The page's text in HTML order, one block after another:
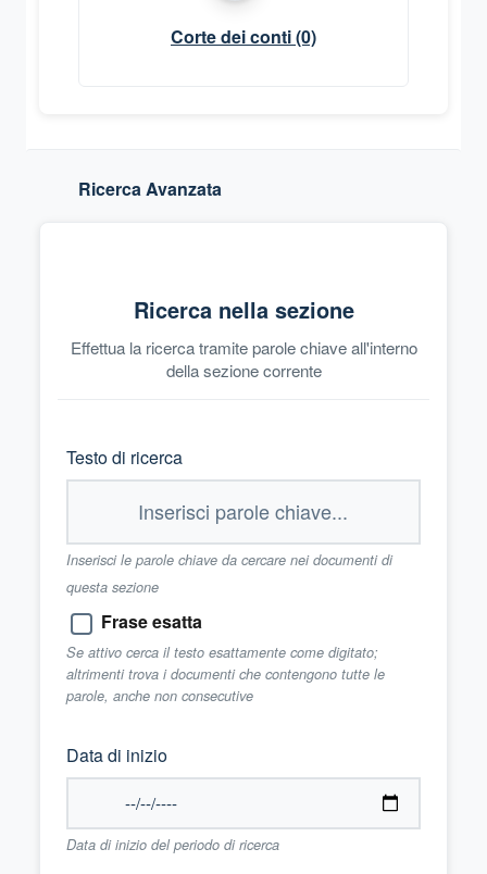
Corte dei conti(0)
Ricerca Avanzata
Ricerca nella sezione
Effettua la ricerca tramite parole chiave all'interno
della sezione corrente
Testo di ricerca
Inserisci le parole chiave da cercare nei documenti di
questa sezione
Frase esatta
Se attivo cerca il testo esattamente come digitato;
altrimenti trova i documenti che contengono tutte le
parole, anche non consecutive
Data di inizio
Data di inizio del periodo di ricerca